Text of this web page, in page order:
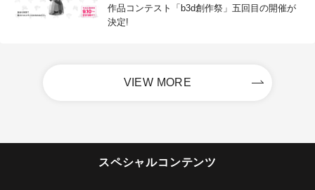
作品コンテスト「b3d創作祭」五回目の開催が
決定!
VIEW MORE
スペシャルコンテンツ